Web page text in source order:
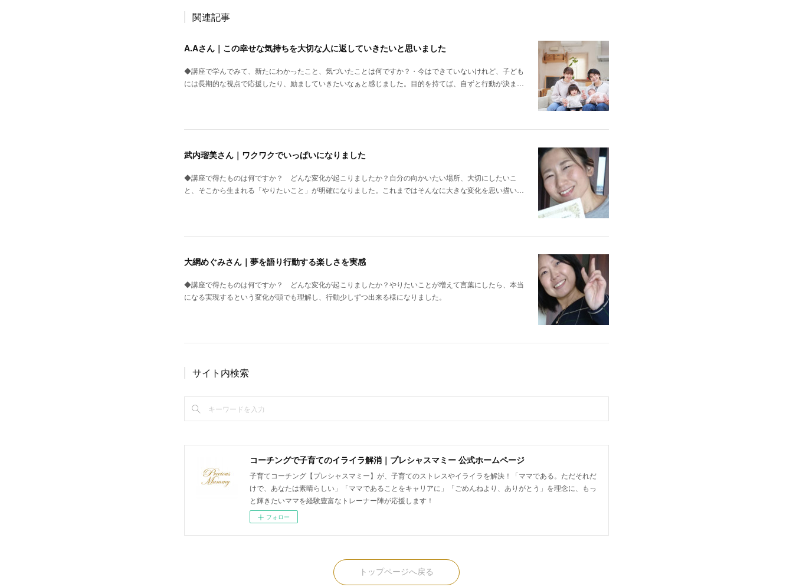
関連記事
A.Aさん｜この幸せな気持ちを大切な人に返していきたいと思いました
◆講座で学んでみて、新たにわかったこと、気づいたことは何ですか？・今はできていないけれど、子ども
には長期的な視点で応援したり、励ましていきたいなぁと感じました。目的を持てば、自ずと行動が決ま…
武内瑠美さん｜ワクワクでいっぱいになりました
◆講座で得たものは何ですか？ どんな変化が起こりましたか？自分の向かいたい場所、大切にしたいこ
と、そこから生まれる「やりたいこと」が明確になりました。これまではそんなに大きな変化を思い描い…
大網めぐみさん｜夢を語り行動する楽しさを実感
◆講座で得たものは何ですか？ どんな変化が起こりましたか？やりたいことが増えて言葉にしたら、本当
になる実現するという変化が頭でも理解し、行動少しずつ出来る様になりました。
サイト内検索
コーチングで子育てのイライラ解消｜プレシャスマミー 公式ホームページ
子育てコーチング【プレシャスマミー】が、子育てのストレスやイライラを解決！「ママである。ただそれだ
けで、あなたは素晴らしい」「ママであることをキャリアに」「ごめんねより、ありがとう」を理念に、もっ
と輝きたいママを経験豊富なトレーナー陣が応援します！
フォロー
トップページへ戻る